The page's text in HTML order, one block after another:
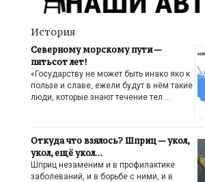
История
Северному морскому пути —
пятьсот лет!
«Государству не может быть инако яко к
пользе и славе, ежели будут в нём такие
люди, которые знают течение тел …
Откуда что взялось? Шприц — укол,
укол, ещё укол…
Шприц незаменим и в профилактике
заболеваний, и в борьбе с ними, и в